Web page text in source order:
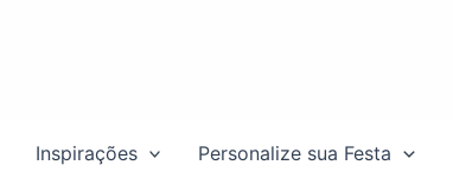
Inspirações Personalize sua Festa